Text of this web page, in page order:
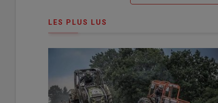
LES PLUS LUS